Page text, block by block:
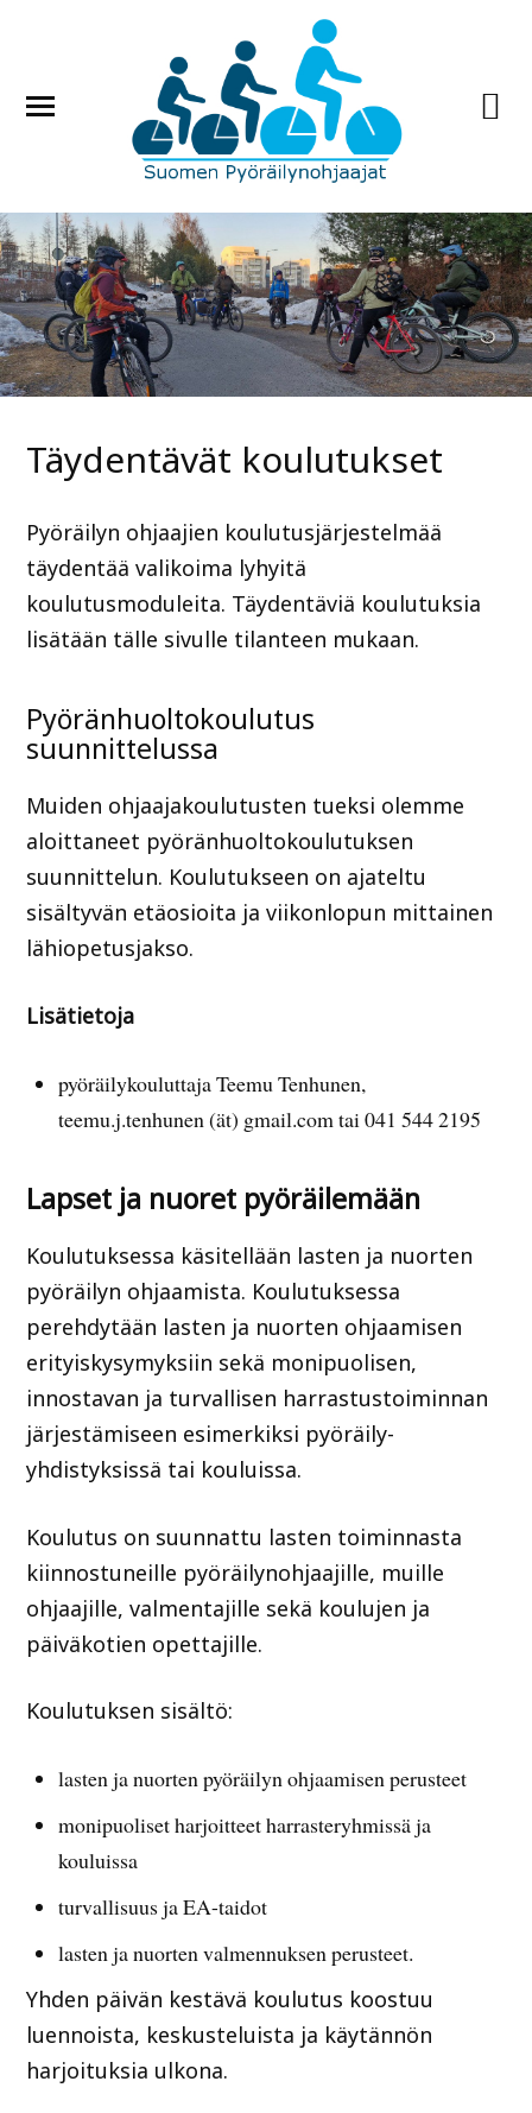
Täydentävät koulutukset
Pyöräilyn ohjaajien koulutusjärjestelmää
täydentää valikoima lyhyitä
koulutusmoduleita. Täydentäviä koulutuksia
lisätään tälle sivulle tilanteen mukaan.
Pyöränhuoltokoulutus
suunnittelussa
Muiden ohjaajakoulutusten tueksi olemme
aloittaneet pyöränhuoltokoulutuksen
suunnittelun. Koulutukseen on ajateltu
sisältyvän etäosioita ja viikonlopun mittainen
lähiopetusjakso.
Lisätietoja
pyöräilykouluttaja Teemu Tenhunen,
teemu.j.tenhunen (ät) gmail.com tai 041 544 2195
Lapset ja nuoret pyöräilemään
Koulutuksessa käsitellään lasten ja nuorten
pyöräilyn ohjaamista. Koulutuksessa
perehdytään lasten ja nuorten ohjaamisen
erityiskysymyksiin sekä monipuolisen,
innostavan ja turvallisen harrastustoiminnan
järjestämiseen esimerkiksi pyöräily-
yhdistyksissä tai kouluissa.
Koulutus on suunnattu lasten toiminnasta
kiinnostuneille pyöräilynohjaajille, muille
ohjaajille, valmentajille sekä koulujen ja
päiväkotien opettajille.
Koulutuksen sisältö:
lasten ja nuorten pyöräilyn ohjaamisen perusteet
monipuoliset harjoitteet harrasteryhmissä ja
kouluissa
turvallisuus ja EA-taidot
lasten ja nuorten valmennuksen perusteet.
Yhden päivän kestävä koulutus koostuu
luennoista, keskusteluista ja käytännön
harjoituksia ulkona.